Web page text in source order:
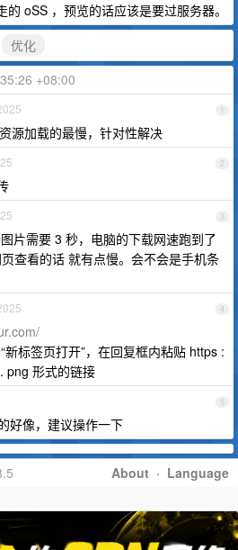
oSS ，预览的话应该是要过服务器。
优化
+08:00
1
源加载的最慢，针对性解决
2
3
片需要 3 秒，电脑的下载网速跑到了
查看的话 就有点慢。会不会是手机条
4
新标签页打开”，在回复框内粘贴 https :
png 形式的链接
5
好像，建议操作一下
About · Language